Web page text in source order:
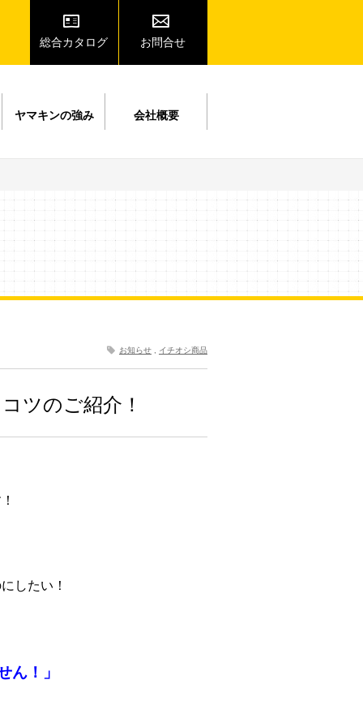
総合カタログ お問合せ
ヤマキンの強み 会社概要
お知らせ イチオシ商品
ツのご紹介！
したい！
ん！」